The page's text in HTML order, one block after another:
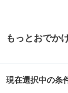
もっとおでか
現在選択中の条